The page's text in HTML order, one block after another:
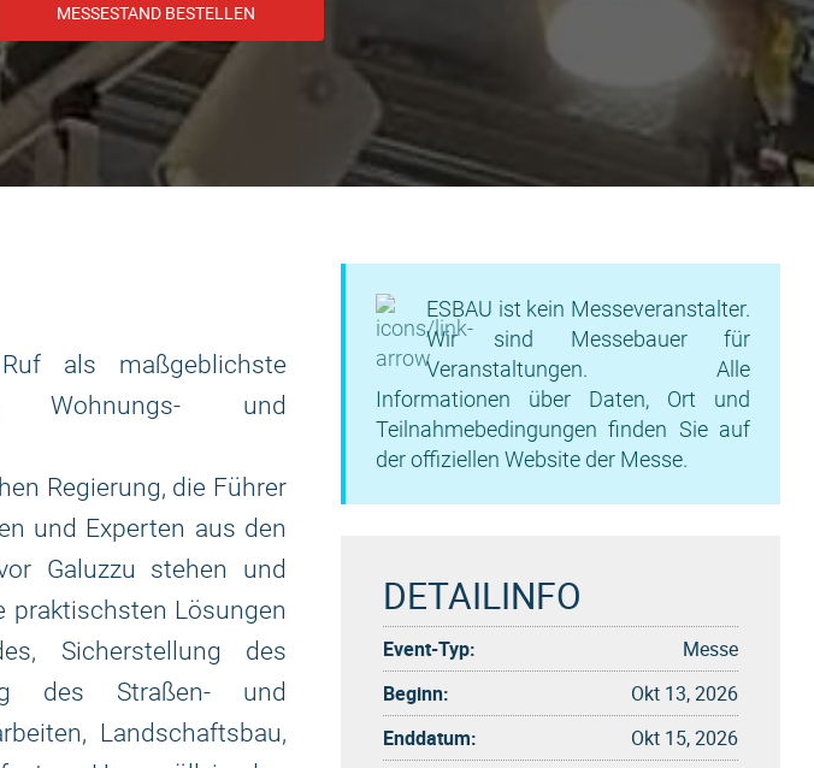
MESSESTAND BESTELLEN
als maßgeblichste
Wohnungs- und
Regierung, die Führer
und Experten aus den
Galuzzu stehen und
praktischsten Lösungen
Sicherstellung des
des Straßen- und
Landschaftsbau,
ESBAU ist kein Messeveranstalter.
Wir sind Messebauer für
Veranstaltungen. Alle
Informationen über Daten, Ort und
Teilnahmebedingungen finden Sie auf
der offiziellen Website der Messe.
DETAILINFO
Event-Typ:
Messe
Beginn:
Okt 13, 2026
Enddatum:
Okt 15, 2026